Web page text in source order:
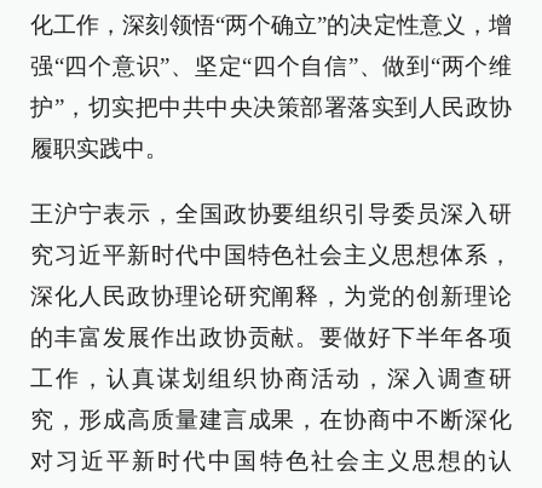
化工作，深刻领悟“两个确立”的决定性意义，增
强“四个意识”、坚定“四个自信”、做到“两个维
护”，切实把中共中央决策部署落实到人民政协
履职实践中。
王沪宁表示，全国政协要组织引导委员深入研
究习近平新时代中国特色社会主义思想体系，
深化人民政协理论研究阐释，为党的创新理论
的丰富发展作出政协贡献。要做好下半年各项
工作，认真谋划组织协商活动，深入调查研
究，形成高质量建言成果，在协商中不断深化
对习近平新时代中国特色社会主义思想的认